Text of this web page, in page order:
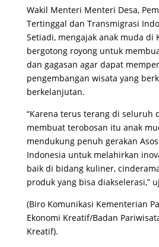
Wakil Menteri Menteri Desa,
Tertinggal dan Transmigrasi
Setiadi, mengajak anak muda di
bergotong royong untuk
dan gagasan agar dapat
pengembangan wisata yang
berkelanjutan.
“Karena terus terang di seluruh
membuat terobosan itu anak
mendukung penuh gerakan
Indonesia untuk melahirkan
baik di bidang kuliner,
produk yang bisa diakselerasi,”
(Biro Komunikasi Kementerian
Ekonomi Kreatif/Badan
Kreatif).